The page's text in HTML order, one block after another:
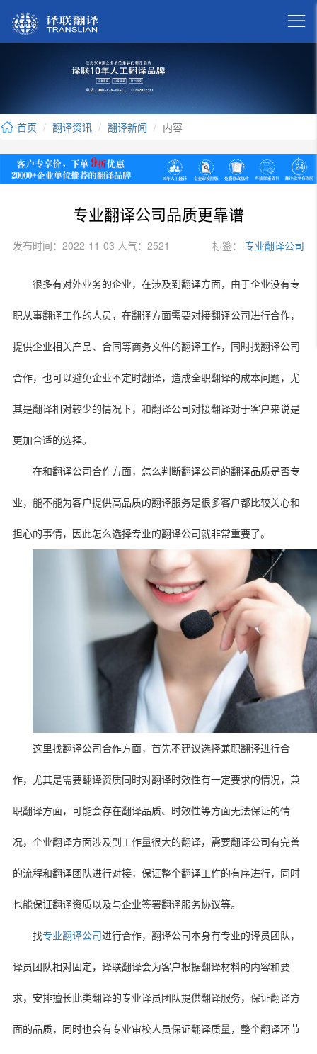

首页 翻译资讯 翻译新闻 内容
专业翻译公司品质更靠谱
发布时间：2022-11-03 人气：2521 标签： 专业翻译公司
很多有对外业务的企业，在涉及到翻译方面，由于企业没有专
职从事翻译工作的人员，在翻译方面需要对接翻译公司进行合作，
提供企业相关产品、合同等商务文件的翻译工作，同时找翻译公司
合作，也可以避免企业不定时翻译，造成全职翻译的成本问题，尤
其是翻译相对较少的情况下，和翻译公司对接翻译对于客户来说是
更加合适的选择。
在和翻译公司合作方面，怎么判断翻译公司的翻译品质是否专
业，能不能为客户提供高品质的翻译服务是很多客户都比较关心和
担心的事情，因此怎么选择专业的翻译公司就非常重要了。
这里找翻译公司合作方面，首先不建议选择兼职翻译进行合
作，尤其是需要翻译资质同时对翻译时效性有一定要求的情况，兼
职翻译方面，可能会存在翻译品质、时效性等方面无法保证的情
况，企业翻译方面涉及到工作量很大的翻译，需要翻译公司有完善
的流程和翻译团队进行对接，保证整个翻译工作的有序进行，同时
也能保证翻译资质以及与企业签署翻译服务协议等。
找专业翻译公司进行合作，翻译公司本身有专业的译员团队，
译员团队相对固定，译联翻译会为客户根据翻译材料的内容和要
求，安排擅长此类翻译的专业译员团队提供翻译服务，保证翻译方
面的品质，同时也会有专业审校人员保证翻译质量，整个翻译环节